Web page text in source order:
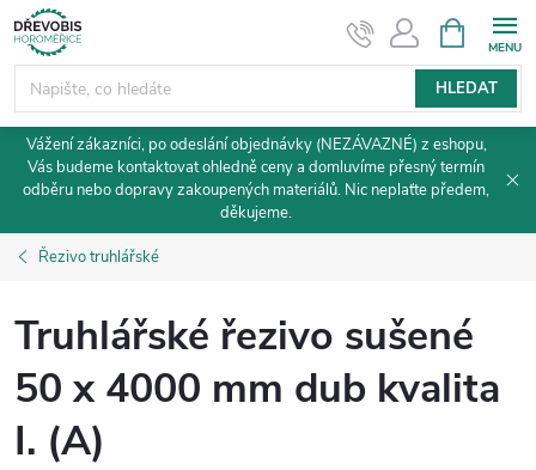
Přejít
na
obsah
HLEDAT
NÁKUPNÍ
KOŠÍK
Vážení zákazníci, po odeslání objednávky (NEZÁVAZNÉ) z eshopu,
Vás budeme kontaktovat ohledně ceny a domluvíme přesný termín
odběru nebo dopravy zakoupených materiálů. Nic neplaťte předem,
děkujeme.
Řezivo truhlářské
Truhlářské řezivo sušené
50 x 4000 mm dub kvalita
I. (A)